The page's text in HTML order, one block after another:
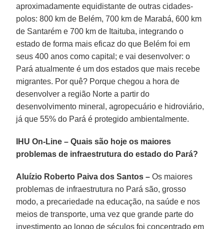
aproximadamente equidistante de outras cidades-
polos: 800 km de Belém, 700 km de Marabá, 600 km
de Santarém e 700 km de Itaituba, integrando o
estado de forma mais eficaz do que Belém foi em
seus 400 anos como capital; e vai desenvolver: o
Pará atualmente é um dos estados que mais recebe
migrantes. Por quê? Porque chegou a hora de
desenvolver a região Norte a partir do
desenvolvimento mineral, agropecuário e hidroviário,
já que 55% do Pará é protegido ambientalmente.
IHU On-Line – Quais são hoje os maiores
problemas de infraestrutura do estado do Pará?
Aluízio Roberto Paiva dos Santos – Os maiores
problemas de infraestrutura no Pará são, grosso
modo, a precariedade na educação, na saúde e nos
meios de transporte, uma vez que grande parte do
investimento ao longo de séculos foi concentrado em